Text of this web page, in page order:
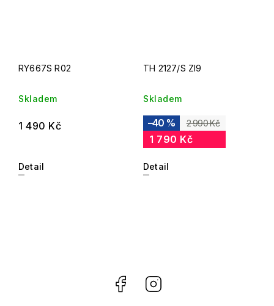
RY667S R02
Skladem
1 490 Kč
Detail
TH 2127/S ZI9
Skladem
2 990 Kč
–40 %
1 790 Kč
Detail
Facebook